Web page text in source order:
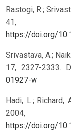
Rastogi, R.;
41,
https://doi.org/
Srivastava, A.;
17, 2327-2333.
01927-w
Hadi, L.; Richard,
2004,
https://doi.org/